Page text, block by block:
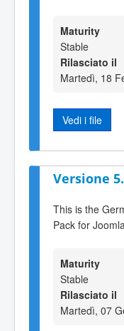
Maturity
Stable
Rilasciato il
Martedì, 18
Vedi i file
Versione
This is the
Pack for
Maturity
Stable
Rilasciato il
Martedì, 07